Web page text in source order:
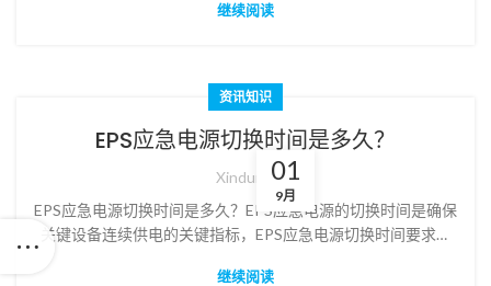
继续阅读
资讯知识
EPS应急电源切换时间是多久？
Xindun
EPS应急电源切换时间是多久？EPS应急电源的切换时间是确保
关键设备连续供电的关键指标，EPS应急电源切换时间要求不
继续阅读
01
9月